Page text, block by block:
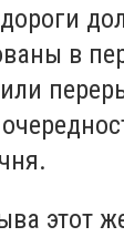
в
этот